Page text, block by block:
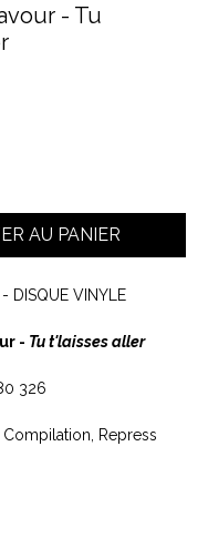
- Tu
AU PANIER
DISQUE VINYLE
- Tu t'laisses aller
326
Compilation, Repress